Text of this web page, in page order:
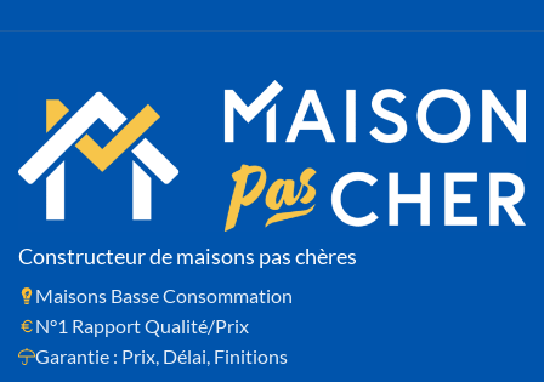
Constructeur de maisons pas chères
Maisons Basse Consommation
N°1 Rapport Qualité/Prix
Garantie : Prix, Délai, Finitions